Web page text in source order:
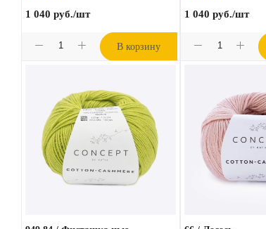
1 040 руб./шт
В корзину
1 040 руб./шт